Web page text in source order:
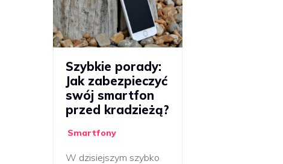
Szybkie porady:
Jak zabezpieczyć
swój smartfon
przed kradzieżą?
Smartfony
W dzisiejszym szybko